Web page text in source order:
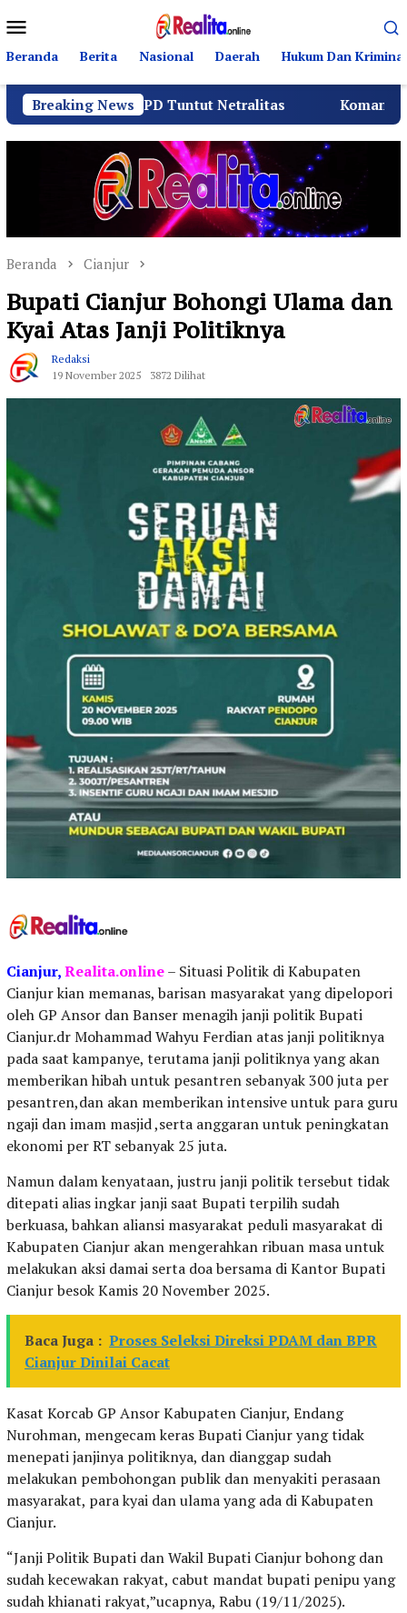
ke
kontenMobile
Beranda Berita Nasional Daerah Hukum Dan Kriminal
Breaking News
dan BPD Tuntut Netralitas Komando Angkatan
Beranda Cianjur
Bupati Cianjur Bohongi Ulama dan
Kyai Atas Janji Politiknya
Redaksi
19 November 2025
3872 Dilihat
Cianjur,Realita.online– Situasi Politik di Kabupaten
Cianjur kian memanas, barisan masyarakat yang dipelopori
oleh GP Ansor dan Banser menagih janji politik Bupati
Cianjur.dr Mohammad Wahyu Ferdian atas janji politiknya
pada saat kampanye, terutama janji politiknya yang akan
memberikan hibah untuk pesantren sebanyak 300 juta per
pesantren,dan akan memberikan intensive untuk para guru
ngaji dan imam masjid ,serta anggaran untuk peningkatan
ekonomi per RT sebanyak 25 juta.
Namun dalam kenyataan, justru janji politik tersebut tidak
ditepati alias ingkar janji saat Bupati terpilih sudah
berkuasa, bahkan aliansi masyarakat peduli masyarakat di
Kabupaten Cianjur akan mengerahkan ribuan masa untuk
melakukan aksi damai serta doa bersama di Kantor Bupati
Cianjur besok Kamis 20 November 2025.
Baca Juga : Proses Seleksi Direksi PDAM dan BPR
Cianjur Dinilai Cacat
Kasat Korcab GP Ansor Kabupaten Cianjur, Endang
Nurohman, mengecam keras Bupati Cianjur yang tidak
menepati janjinya politiknya, dan dianggap sudah
melakukan pembohongan publik dan menyakiti perasaan
masyarakat, para kyai dan ulama yang ada di Kabupaten
Cianjur.
“Janji Politik Bupati dan Wakil Bupati Cianjur bohong dan
sudah kecewakan rakyat, cabut mandat bupati penipu yang
sudah khianati rakyat,”ucapnya, Rabu (19/11/2025).